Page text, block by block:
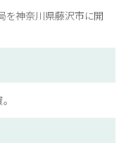
を神奈川県藤沢市に開